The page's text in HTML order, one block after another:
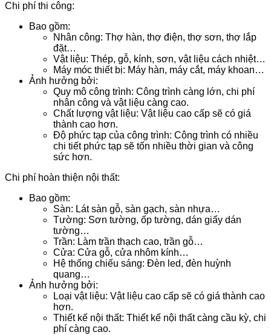
Chi phí thi công:
Bao gồm:
Nhân công: Thợ hàn, thợ điện, thợ sơn, thợ lắp
đặt…
Vật liệu: Thép, gỗ, kính, sơn, vật liệu cách nhiệt…
Máy móc thiết bị: Máy hàn, máy cắt, máy khoan…
Ảnh hưởng bởi:
Quy mô công trình: Công trình càng lớn, chi phí
nhân công và vật liệu càng cao.
Chất lượng vật liệu: Vật liệu cao cấp sẽ có giá
thành cao hơn.
Độ phức tạp của công trình: Công trình có nhiều
chi tiết phức tạp sẽ tốn nhiều thời gian và công
sức hơn.
Chi phí hoàn thiện nội thất:
Bao gồm:
Sàn: Lát sàn gỗ, sàn gạch, sàn nhựa…
Tường: Sơn tường, ốp tường, dán giấy dán
tường…
Trần: Làm trần thạch cao, trần gỗ…
Cửa: Cửa gỗ, cửa nhôm kính…
Hệ thống chiếu sáng: Đèn led, đèn huỳnh
quang…
Ảnh hưởng bởi:
Loại vật liệu: Vật liệu cao cấp sẽ có giá thành cao
hơn.
Thiết kế nội thất: Thiết kế nội thất càng cầu kỳ, chi
phí càng cao.